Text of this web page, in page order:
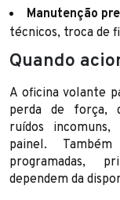
Manutenção
técnicos, troca de
Quando
A oficina volante
perda de força,
ruídos
painel.
programadas,
dependem da